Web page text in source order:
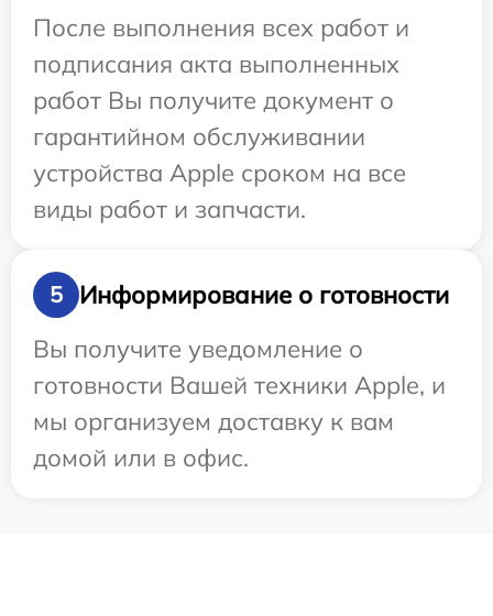
После выполнения всех работ и
подписания акта выполненных
работ Вы получите документ о
гарантийном обслуживании
устройства Apple сроком на все
виды работ и запчасти.
5
Информирование о готовности
Вы получите уведомление о
готовности Вашей техники Apple, и
мы организуем доставку к вам
домой или в офис.